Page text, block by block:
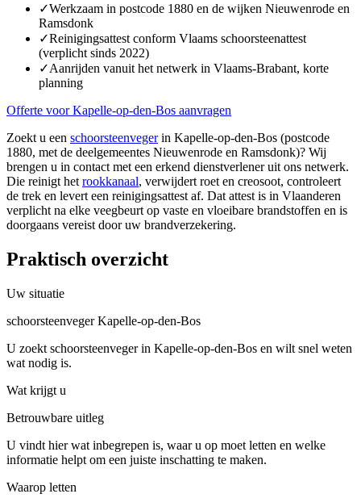
✓Werkzaam in postcode 1880 en de wijken Nieuwenrode en
Ramsdonk
✓Reinigingsattest conform Vlaams schoorsteenattest
(verplicht sinds 2022)
✓Aanrijden vanuit het netwerk in Vlaams-Brabant, korte
planning
Offerte voor Kapelle-op-den-Bos aanvragen
Zoekt u een schoorsteenvegerin Kapelle-op-den-Bos (postcode
1880, met de deelgemeentes Nieuwenrode en Ramsdonk)? Wij
brengen u in contact met een erkend dienstverlener uit ons netwerk.
Die reinigt het rookkanaal, verwijdert roet en creosoot, controleert
de trek en levert een reinigingsattest af. Dat attest is in Vlaanderen
verplicht na elke veegbeurt op vaste en vloeibare brandstoffen en is
doorgaans vereist door uw brandverzekering.
Praktisch overzicht
Uw situatie
schoorsteenveger Kapelle-op-den-Bos
U zoekt schoorsteenveger in Kapelle-op-den-Bos en wilt snel weten
wat nodig is.
Wat krijgt u
Betrouwbare uitleg
U vindt hier wat inbegrepen is, waar u op moet letten en welke
informatie helpt om een juiste inschatting te maken.
Waarop letten